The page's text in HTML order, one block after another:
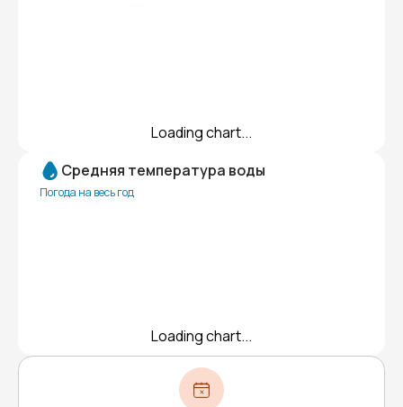
Loading chart...
Средняя температура воды
Погода на весь год
Loading chart...